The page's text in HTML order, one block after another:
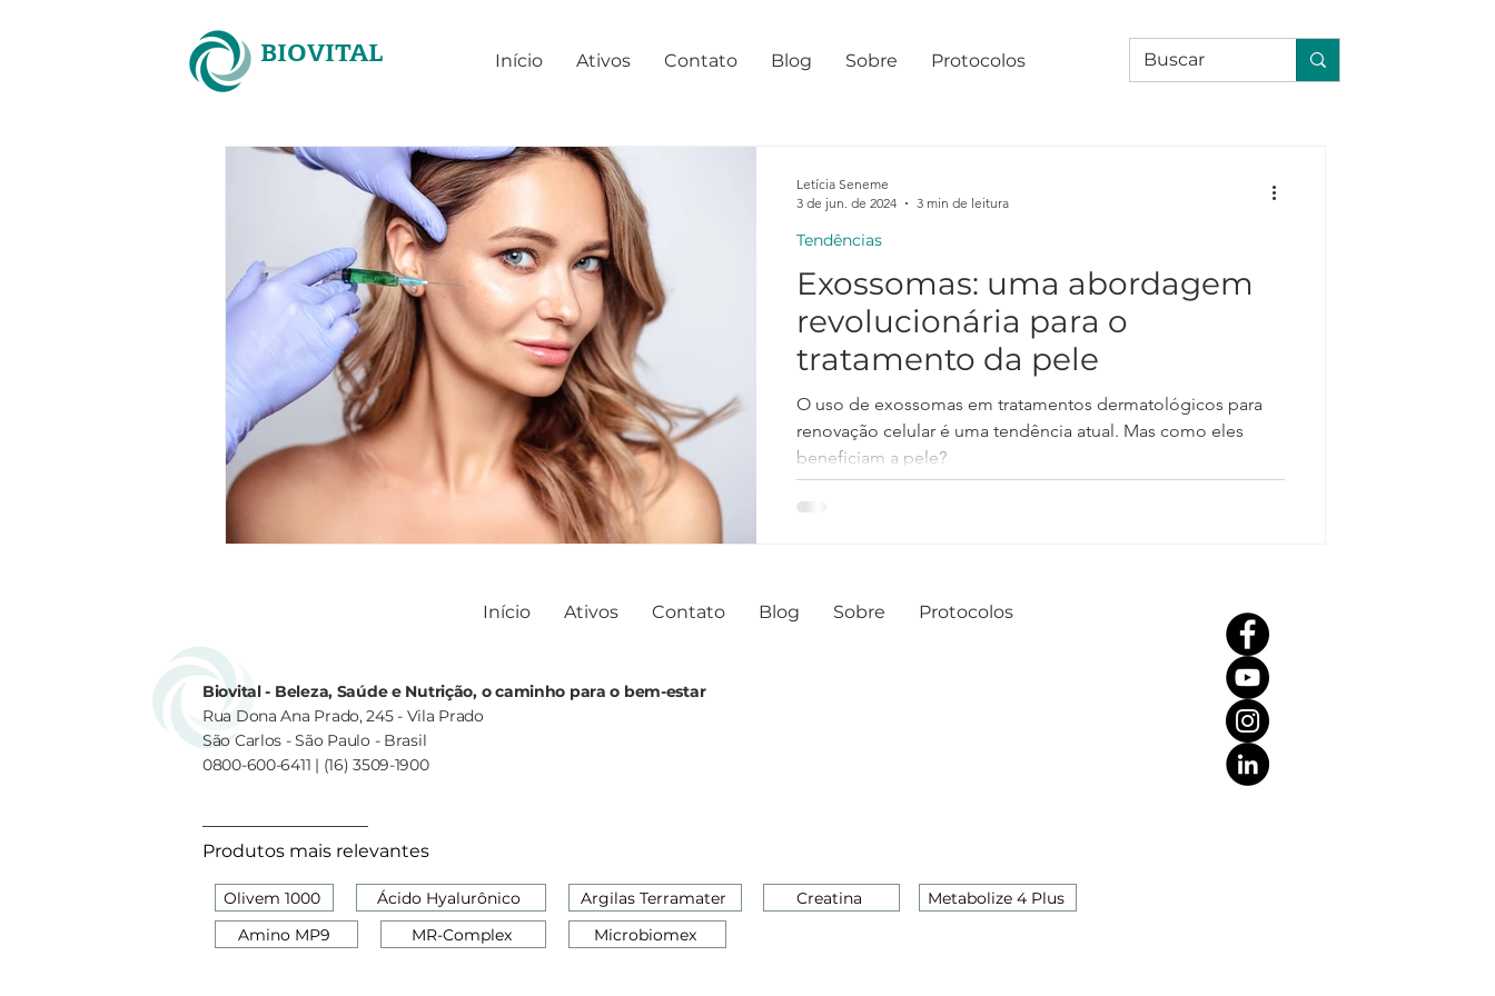
BIOVITAL Início Ativos Contato Blog Sobre Protocolos
Exossomas: uma abordagem
revolucionária para o
tratamento da pele
O uso de exossomas em tratamentos dermatológicos para
renovação celular é uma tendência atual. Mas como eles
beneficiam a pele?
Tendências
Letícia Seneme
3 de jun. de 2024
3 min de leitura
Biovital - Beleza, Saúde e Nutrição, o caminho para o bem-estar
Rua Dona Ana Prado, 245 - Vila Prado
São Carlos - São Paulo - Brasil
0800-600-6411 | (16) 3509-1900
Início Ativos Contato Blog Sobre Protocolos
Produtos mais relevantes
Olivem 1000
Ácido Hyalurônico
Amino MP9
MR-Complex
Argilas Terramater Creatina
Metabolize 4 Plus
Microbiomex